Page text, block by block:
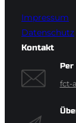
Impressum
Datenschutz
Kontakt
Per
fct-